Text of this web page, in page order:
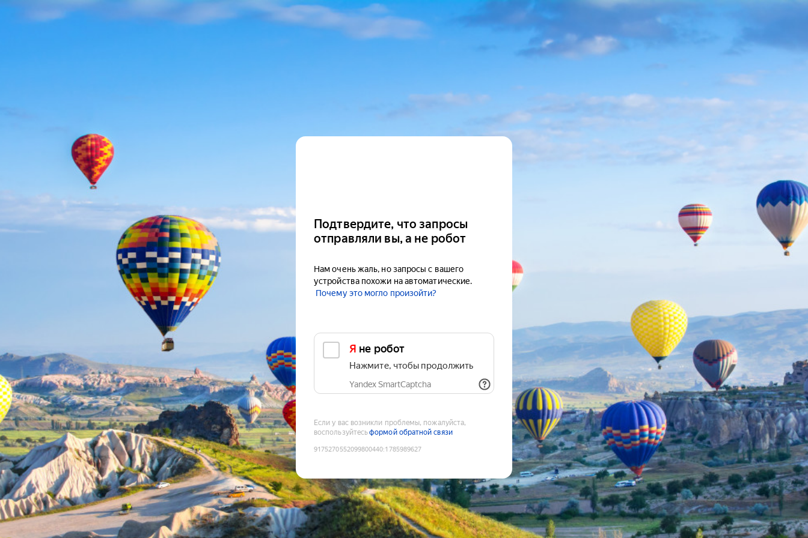
Подтвердите, что запросы
отправляли вы, а не робот
Нам очень жаль, но запросы с вашего
устройства похожи на автоматические.
Почему это могло произойти?
Я не робот
Нажмите, чтобы продолжить
Yandex SmartCaptcha
Если у вас возникли проблемы, пожалуйста,
воспользуйтесьформой обратной связи
9175270552099800440:1785989627